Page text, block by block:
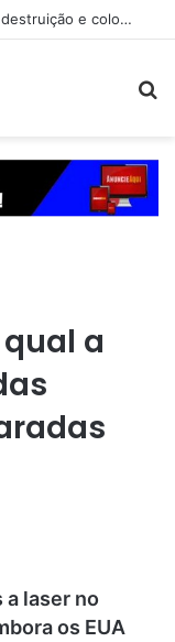
Ciclone mata 1 no Sul, deixa rastro de destruição e coloca 11 estados em alerta
a
a laser no
os EUA